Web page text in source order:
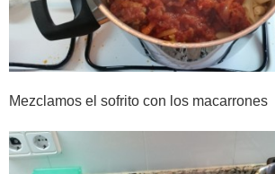
Mezclamos el sofrito con los macarrones